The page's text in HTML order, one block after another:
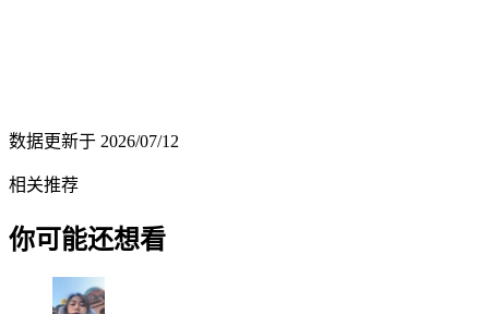
数据更新于 2026/07/12
相关推荐
你可能还想看